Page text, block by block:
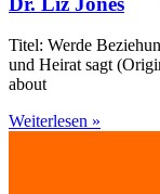
Titel: Werde
und Heirat sagt
about
Weiterlesen »